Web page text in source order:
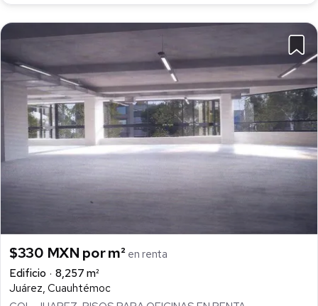
$330 MXN por m² en renta
Edificio
8,257 m²
Juárez, Cuauhtémoc